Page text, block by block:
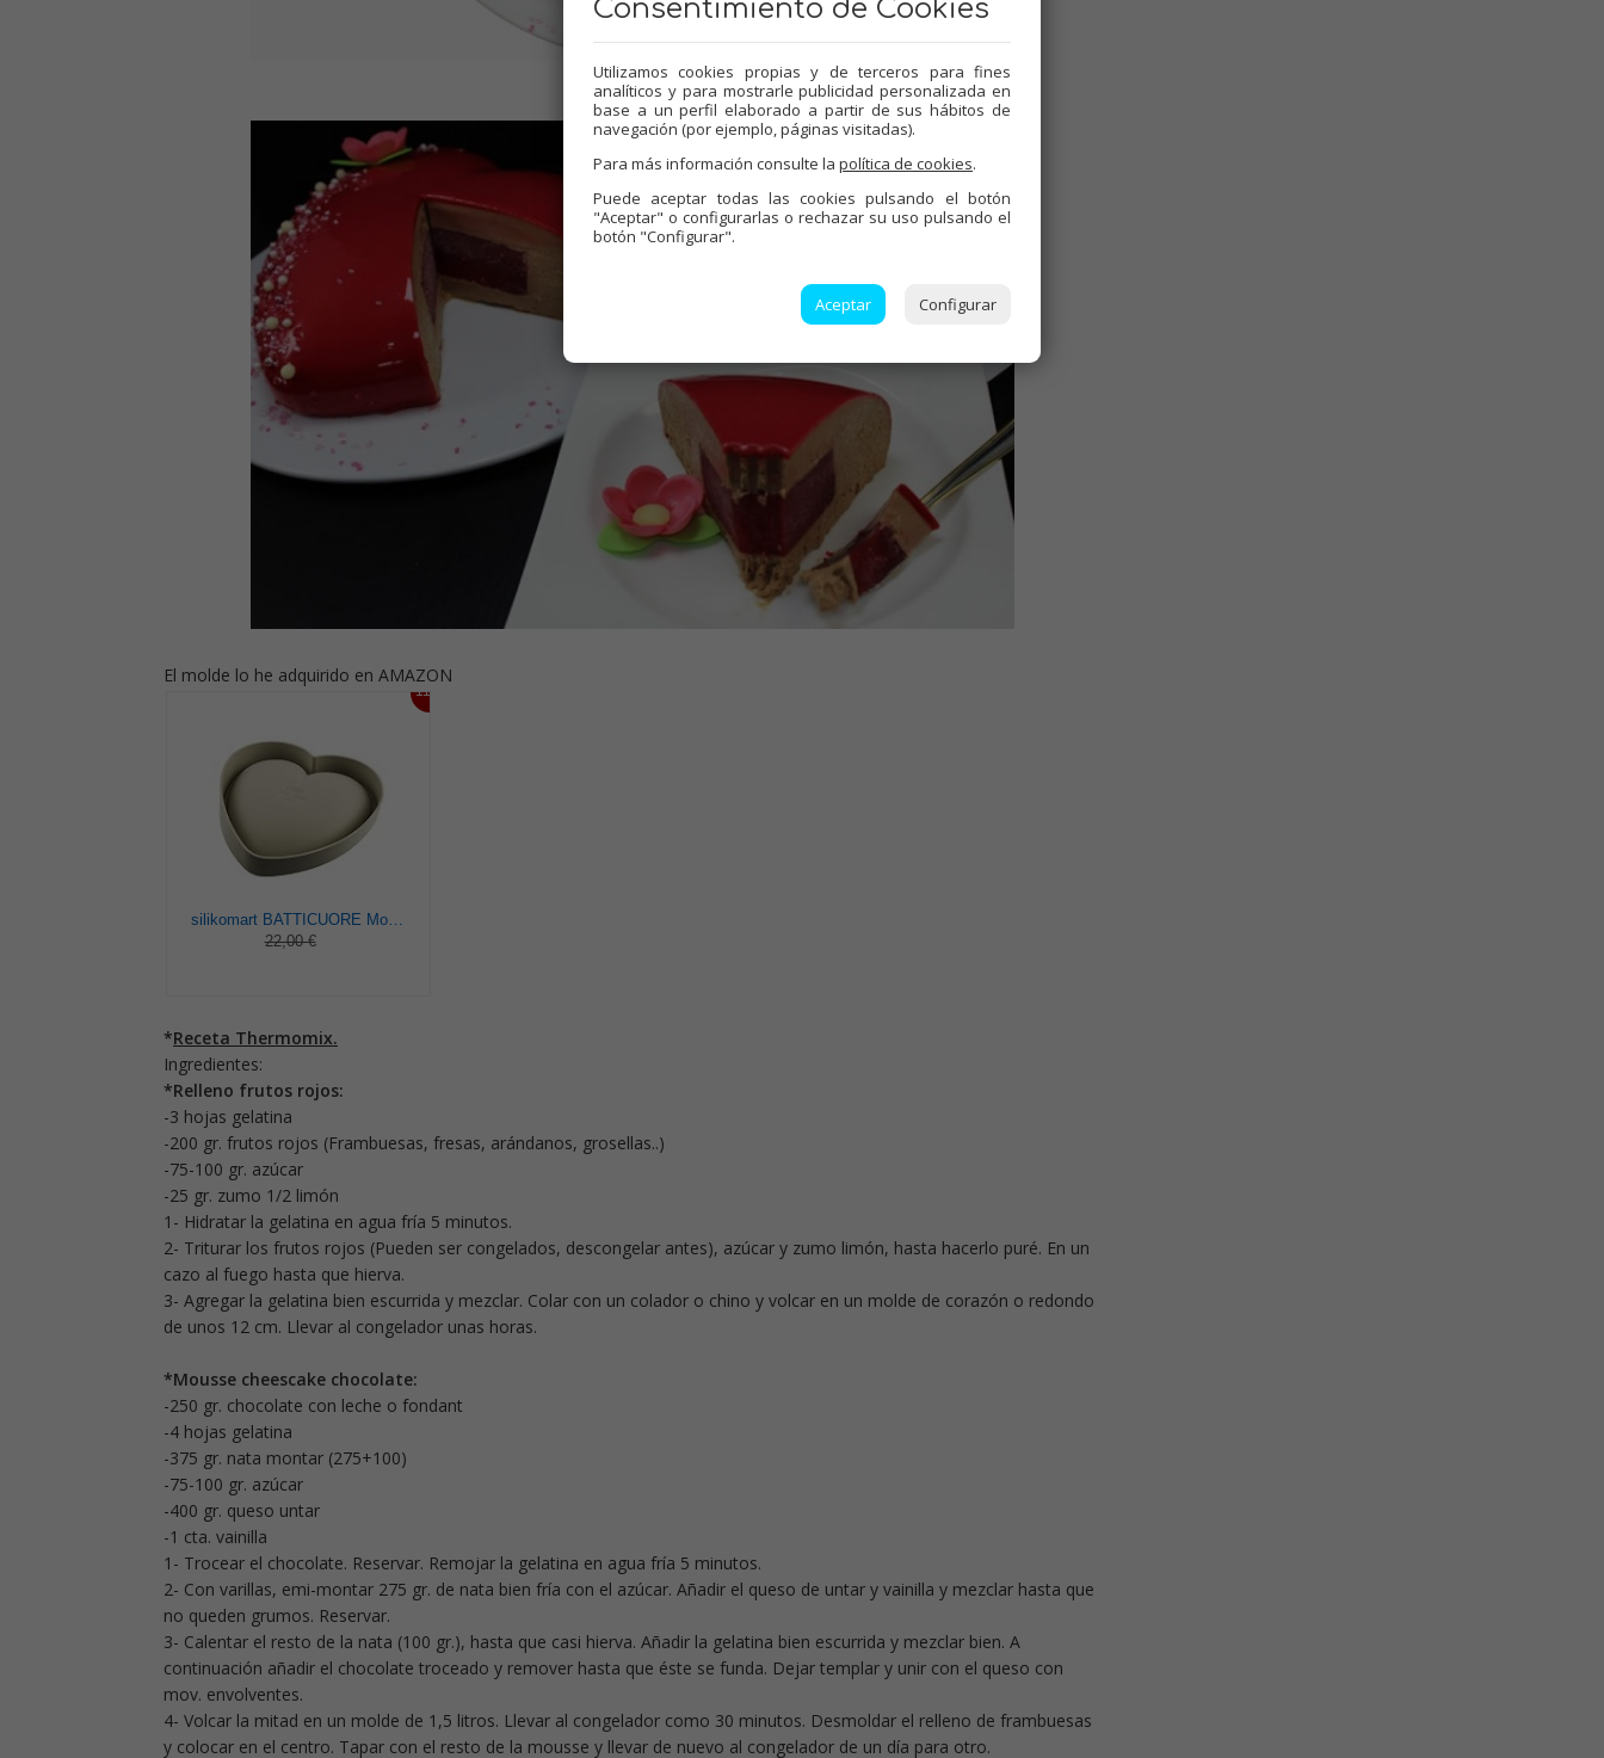
El molde lo he adquirido en AMAZON
11%
22,00 €
*Receta Thermomix.
Ingredientes:
*Relleno frutos rojos:
-3 hojas gelatina
-200 gr. frutos rojos (Frambuesas, fresas, arándanos, grosellas..)
-75-100 gr. azúcar
-25 gr. zumo 1/2 limón
1- Hidratar la gelatina en agua fría 5 minutos.
2- Triturar los frutos rojos (Pueden ser congelados, descongelar antes), azúcar y zumo limón, hasta hacerlo puré. En un
cazo al fuego hasta que hierva.
3- Agregar la gelatina bien escurrida y mezclar. Colar con un colador o chino y volcar en un molde de corazón o redondo
de unos 12 cm. Llevar al congelador unas horas.
*Mousse cheescake chocolate:
-250 gr. chocolate con leche o fondant
-4 hojas gelatina
-375 gr. nata montar (275+100)
-75-100 gr. azúcar
-400 gr. queso untar
-1 cta. vainilla
1- Trocear el chocolate. Reservar. Remojar la gelatina en agua fría 5 minutos.
2- Con varillas, emi-montar 275 gr. de nata bien fría con el azúcar. Añadir el queso de untar y vainilla y mezclar hasta que
no queden grumos. Reservar.
3- Calentar el resto de la nata (100 gr.), hasta que casi hierva. Añadir la gelatina bien escurrida y mezclar bien. A
continuación añadir el chocolate troceado y remover hasta que éste se funda. Dejar templar y unir con el queso con
mov. envolventes.
4- Volcar la mitad en un molde de 1,5 litros. Llevar al congelador como 30 minutos. Desmoldar el relleno de frambuesas
y colocar en el centro. Tapar con el resto de la mousse y llevar de nuevo al congelador de un día para otro.
Consentimiento de Cookies
Utilizamos cookies propias y de terceros para fines
analíticos y para mostrarle publicidad personalizada en
base a un perfil elaborado a partir de sus hábitos de
navegación (por ejemplo, páginas visitadas).
Para más información consulte la política de cookies.
Puede aceptar todas las cookies pulsando el botón
"Aceptar" o configurarlas o rechazar su uso pulsando el
botón "Configurar".
Aceptar Configurar